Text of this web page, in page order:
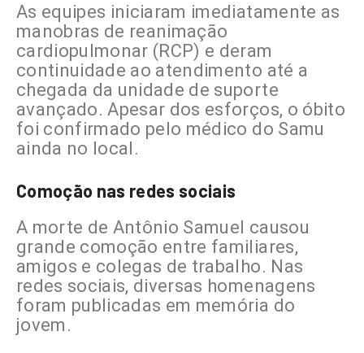
As equipes iniciaram imediatamente as
manobras de reanimação
cardiopulmonar (RCP) e deram
continuidade ao atendimento até a
chegada da unidade de suporte
avançado. Apesar dos esforços, o óbito
foi confirmado pelo médico do Samu
ainda no local.
Comoção nas redes sociais
A morte de Antônio Samuel causou
grande comoção entre familiares,
amigos e colegas de trabalho. Nas
redes sociais, diversas homenagens
foram publicadas em memória do
jovem.